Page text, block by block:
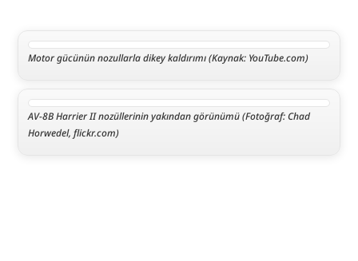
Motor gücünün nozullarla dikey kaldırımı (Kaynak: YouTube.com)
AV-8B Harrier II nozüllerinin yakından görünümü (Fotoğraf: Chad
Horwedel, flickr.com)